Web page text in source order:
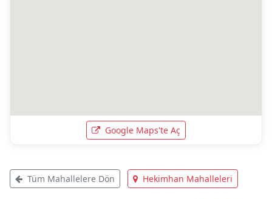
Google Maps'te Aç
Tüm Mahallelere Dön Hekimhan Mahalleleri